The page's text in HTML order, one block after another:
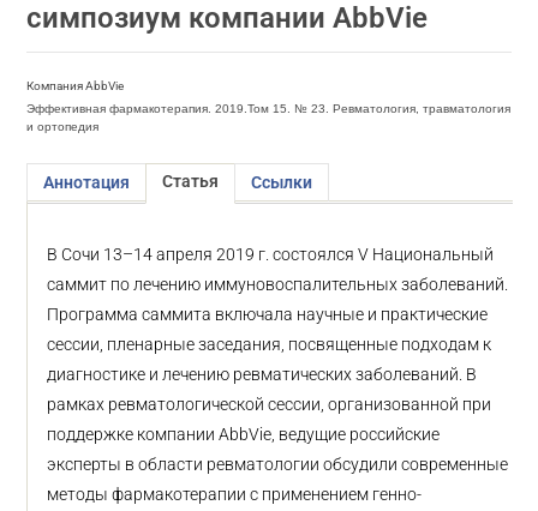
симпозиум компании AbbVie
Компания AbbVie
Эффективная фармакотерапия. 2019.Том 15. № 23. Ревматология, травматология
и ортопедия
Аннотация Статья Ссылки
В Сочи 13–14 апреля 2019 г. состоялся V Национальный
саммит по лечению иммуновоспалительных заболеваний.
Программа саммита включала научные и практические
сессии, пленарные заседания, посвященные подходам к
диагностике и лечению ревматических заболеваний. В
рамках ревматологической сессии, организованной при
поддержке компании AbbVie, ведущие российские
эксперты в области ревматологии обсудили современные
методы фармакотерапии с применением генно-